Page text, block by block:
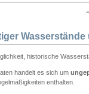
=
historische
handelt es sich um
enthalten.